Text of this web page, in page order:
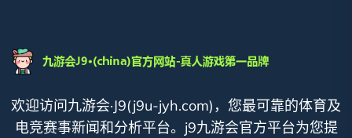
欢迎访问九游会·J9(j9u-jyh.com)，您最可靠的体育及
电竞赛事新闻和分析平台。j9九游会官方平台为您提